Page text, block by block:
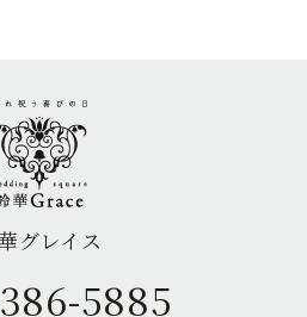
グレイス
5885